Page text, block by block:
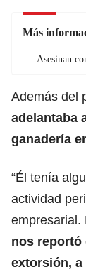
Más
Asesinan
Además del
adelantaba
ganadería
“Él tenía
actividad
empresarial.
nos reportó
extorsión, a